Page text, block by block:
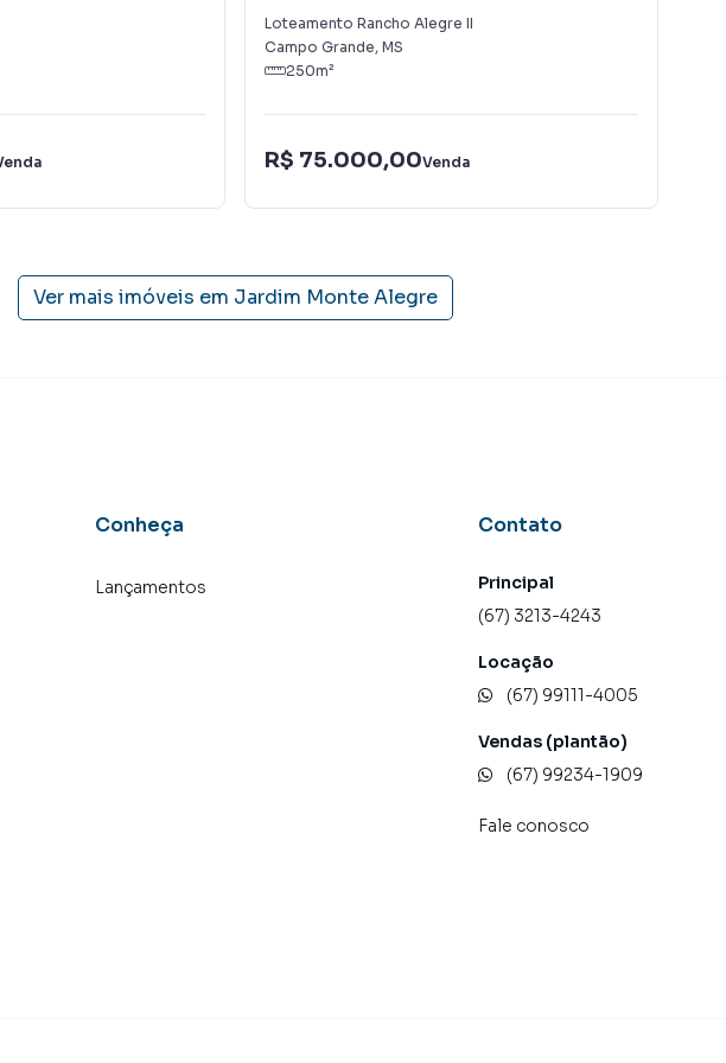
Alegre II
Loteamento Rancho Alegre II
Campo Grande, MS
250m²
R$ 75.000,00Venda
Ver mais imóveis em Jardim Monte Alegre
Conheça
Lançamentos
Contato
Principal
(67) 3213-4243
Locação
(67) 99111-4005
Vendas (plantão)
(67) 99234-1909
Fale conosco